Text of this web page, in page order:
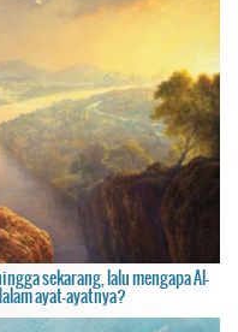
sekarang, lalu mengapa Al-
ayat-ayatnya?